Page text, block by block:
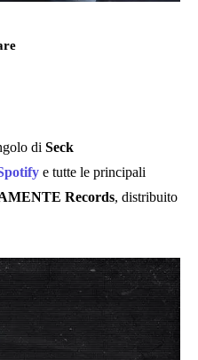
di Seck
e tutte le principali
Records, distribuito